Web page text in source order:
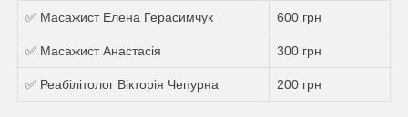
✅ Масажист Елена Герасимчук 600 грн
✅ Масажист Анастасія 300 грн
✅ Реабілітолог Вікторія Чепурна 200 грн